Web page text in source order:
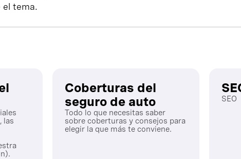
el tema.
las
Coberturas del
seguro de auto
Todo lo que necesitas saber
sobre coberturas y consejos para
elegir la que más te conviene.
SEO